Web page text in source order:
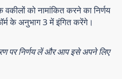
को नामांकित करने का निर्णय
के अनुभाग 3 में इंगित करेंगे।
पर निर्णय लें और आप इसे अपने लिए